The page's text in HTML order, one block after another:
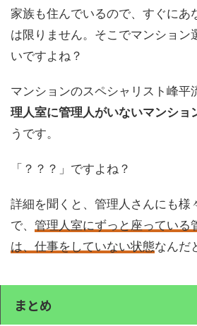
家族も住んでいるので、すぐにあ
は限りません。そこでマンション
いですよね？
マンションのスペシャリスト峰平
理人室に管理人がいないマンショ
うです。
「？？？」ですよね？
詳細を聞くと、管理人さんにも様
で、 管理人室にずっと座っている
は、仕事をしていない状態なんだ
まとめ